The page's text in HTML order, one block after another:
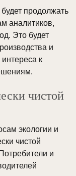
продолжать
аналитиков,
Это будет
и
к
чистой
экологии и
чистой
и